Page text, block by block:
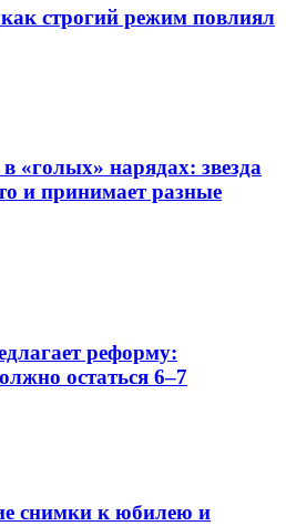
строгий режим повлиял
«голых» нарядах: звезда
и принимает разные
реформу:
остаться 6–7
снимки к юбилею и